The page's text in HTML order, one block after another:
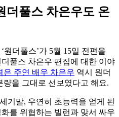
더풀스 차은우도 온
더풀스’가 5월 15일 전편을
풀스 차은우 편집에 대한 이야
은 주연 배우 차은우 역시 원더
을 그대로 선보였다고 해요.
기말, 우연히 초능력을 얻게 된
를 위협하는 빌런과 맞서 싸우